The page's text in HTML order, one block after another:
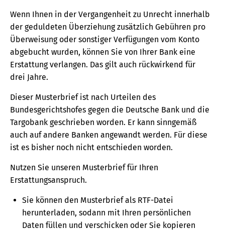
Wenn Ihnen in der Vergangenheit zu Unrecht innerhalb
der geduldeten Überziehung zusätzlich Gebühren pro
Überweisung oder sonstiger Verfügungen vom Konto
abgebucht wurden, können Sie von Ihrer Bank eine
Erstattung verlangen. Das gilt auch rückwirkend für
drei Jahre.
Dieser Musterbrief ist nach Urteilen des
Bundesgerichtshofes gegen die Deutsche Bank und die
Targobank geschrieben worden. Er kann sinngemäß
auch auf andere Banken angewandt werden. Für diese
ist es bisher noch nicht entschieden worden.
Nutzen Sie unseren Musterbrief für Ihren
Erstattungsanspruch.
Sie können den Musterbrief als RTF-Datei
herunterladen, sodann mit Ihren persönlichen
Daten füllen und verschicken oder Sie kopieren